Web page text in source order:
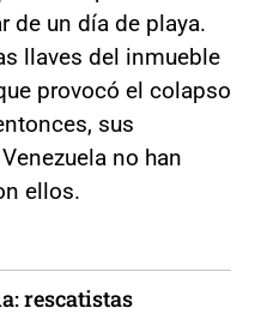
de un día de playa.
llaves del inmueble
provocó el colapso
sus
no han
ellos.
rescatistas